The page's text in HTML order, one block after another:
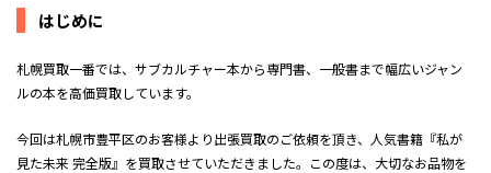
はじめに
札幌買取一番では、サブカルチャー本から専門書、一般書まで幅広いジャン
ルの本を高価買取しています。
今回は札幌市豊平区のお客様より出張買取のご依頼を頂き、人気書籍『私が
見た未来 完全版』を買取させていただきました。この度は、大切なお品物を